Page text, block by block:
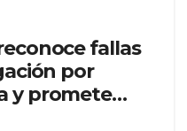
fallas
por
y promete